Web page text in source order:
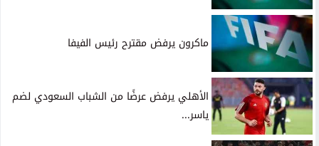
ماكرون يرفض مقترح رئيس الفيفا
الأهلي يرفض عرضًا من الشباب السعودي لضم
ياسر...